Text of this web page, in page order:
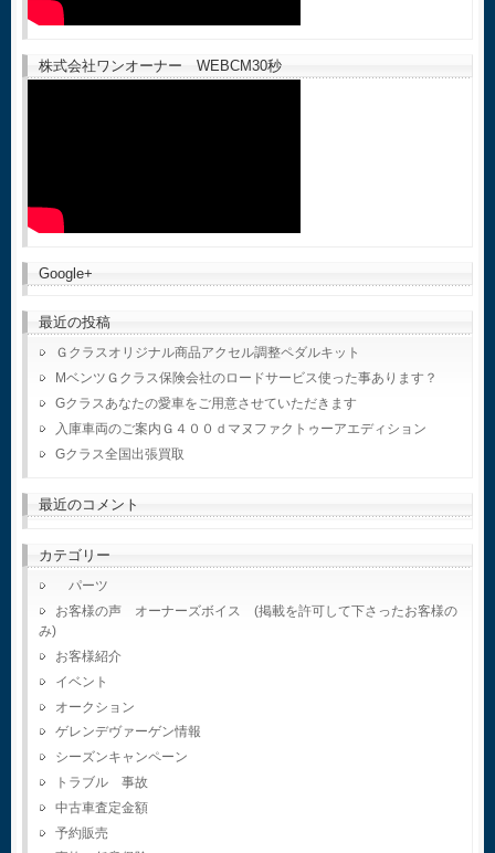
株式会社ワンオーナー WEBCM30秒
Google+
最近の投稿
Ｇクラスオリジナル商品アクセル調整ペダルキット
MベンツＧクラス保険会社のロードサービス使った事あります？
Gクラスあなたの愛車をご用意させていただきます
入庫車両のご案内Ｇ４００ｄマヌファクトゥーアエディション
Gクラス全国出張買取
最近のコメント
カテゴリー
パーツ
お客様の声 オーナーズボイス (掲載を許可して下さったお客様の
み)
お客様紹介
イベント
オークション
ゲレンデヴァーゲン情報
シーズンキャンペーン
トラブル 事故
中古車査定金額
予約販売